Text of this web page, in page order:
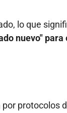
lo que
nuevo"
protocolos